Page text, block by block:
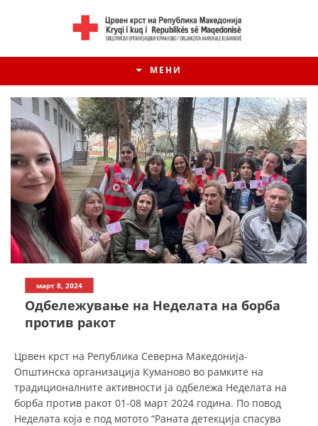
МЕНИ
ИСТОРИЈАТ НА ЦКРМ
СТРУКТУРА И ОРГАНИЗАЦИОНА ПОСТАВЕНОСТ – ОПШТИНСКА
КОНТАКТ ИНФОРМАЦИИ
ЗАКОН ЗА ЦКРМ
март 8, 2024
Одбележување на Неделата на борба
против ракот
Црвен крст на Република Северна Македонија-
Општинска организација Куманово во рамките на
традиционалните активности ја одбележа Неделата на
борба против ракот 01-08 март 2024 година. По повод
Неделата која е под мотото “Раната детекција спасува